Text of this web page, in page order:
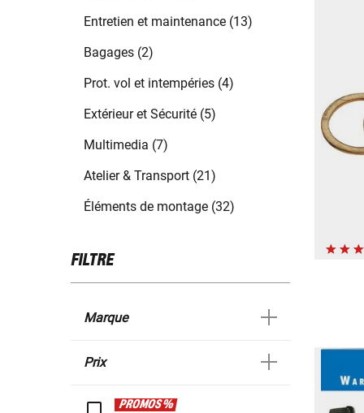
Entretien et maintenance (13)
Bagages (2)
Prot. vol et intempéries (4)
Extérieur et Sécurité (5)
Multimedia (7)
Atelier & Transport (21)
Éléments de montage (32)
FILTRE
Marque
Prix
PROMOS %